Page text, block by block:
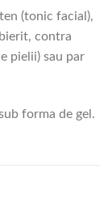
(tonic facial),
contra
pielii) sau par
forma de gel.